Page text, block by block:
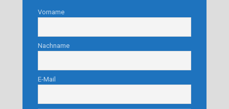
Vorname
Nachname
E-Mail